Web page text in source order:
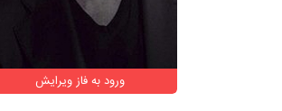
ورود به فاز ویرایش